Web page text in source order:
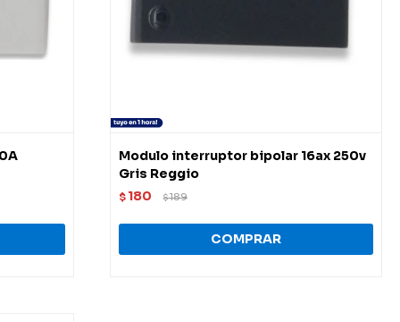
Modulo interruptor bipolar 16ax 250v
Gris Reggio
$ 180 $189